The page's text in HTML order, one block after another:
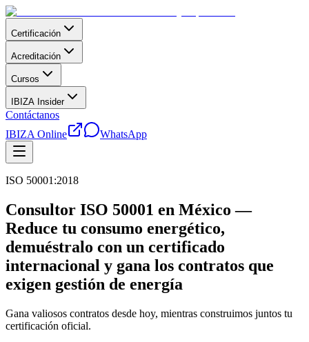
Certificación
Acreditación
Cursos
IBIZA Insider
Contáctanos
IBIZA Online
WhatsApp
ISO 50001:2018
Consultor ISO 50001 en México —
Reduce tu consumo energético,
demuéstralo con un certificado
internacional y gana los contratos que
exigen gestión de energía
Gana valiosos contratos desde hoy, mientras construimos juntos tu
certificación oficial.